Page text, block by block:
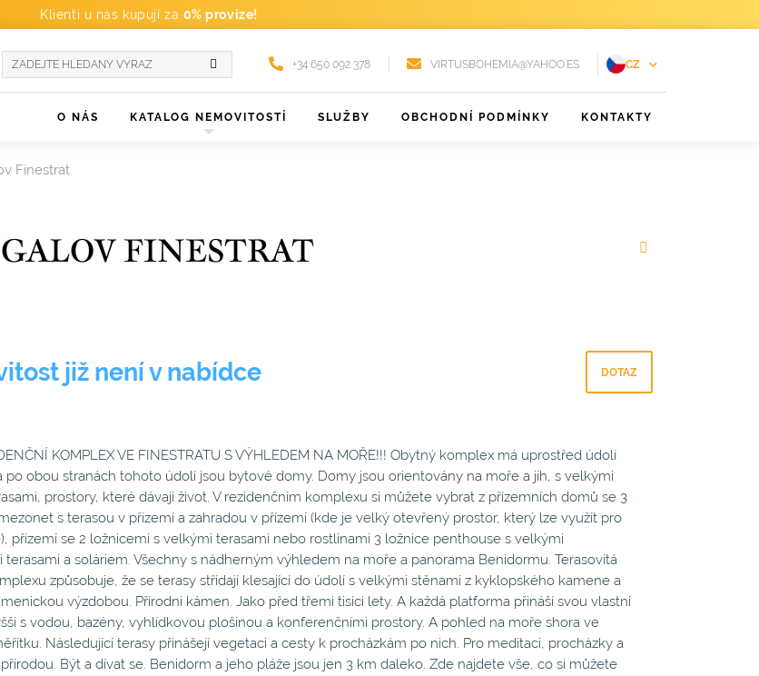
Klienti u nás kupují za 0% provize!
+34 650 092 378 VIRTUSBOHEMIA@YAHOO.ES CZ
O NÁS KATALOG NEMOVITOSTÍ SLUŽBY OBCHODNÍ PODMÍNKY KONTAKTY
Finestrat
FINESTRAT
již není v nabídce DOTAZ
KOMPLEX VE FINESTRATU S VÝHLEDEM NA MOŘE!!! Obytný komplex má uprostřed údolí
po obou stranách tohoto údolí jsou bytové domy. Domy jsou orientovány na moře a jih, s velkými
prostory, které dávají život. V rezidenčním komplexu si můžete vybrat z přízemních domů se 3
s terasou v přízemí a zahradou v přízemí (kde je velký otevřený prostor, který lze využít pro
přízemí se 2 ložnicemi s velkými terasami nebo rostlinami 3 ložnice penthouse s velkými
a soláriem. Všechny s nádherným výhledem na moře a panorama Benidormu. Terasovitá
způsobuje, že se terasy střídají klesající do údolí s velkými stěnami z kyklopského kamene a
výzdobou. Přírodní kámen. Jako před třemi tisíci lety. A každá platforma přináší svou vlastní
s vodou, bazény, vyhlídkovou plošinou a konferenčními prostory. A pohled na moře shora ve
Následující terasy přinášejí vegetaci a cesty k procházkám po nich. Pro meditaci, procházky a
Být a dívat se. Benidorm a jeho pláže jsou jen 3 km daleko. Zde najdete vše, co si můžete